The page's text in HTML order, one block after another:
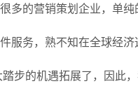
多的营销策划企业，单
服务，熟不知在全球经
步的机遇拓展了，因此